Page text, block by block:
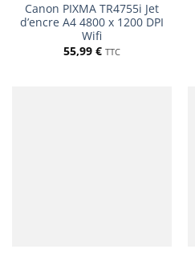
Canon PIXMA TR4755i Jet
d’encre A4 4800 x 1200 DPI
Wifi
55,99 € TTC